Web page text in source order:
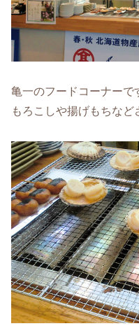
亀一のフードコーナーで
もろこしや揚げもちなど